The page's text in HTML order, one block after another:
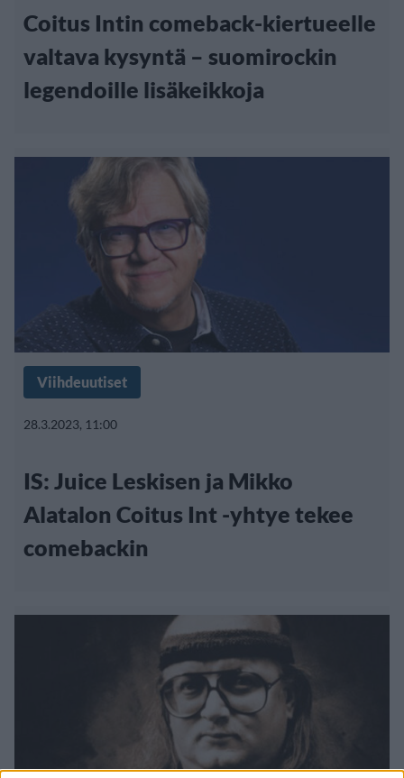
Coitus Intin comeback-kiertueelle
valtava kysyntä – suomirockin
legendoille lisäkeikkoja
Viihdeuutiset
28.3.2023, 11:00
IS: Juice Leskisen ja Mikko
Alatalon Coitus Int -yhtye tekee
comebackin